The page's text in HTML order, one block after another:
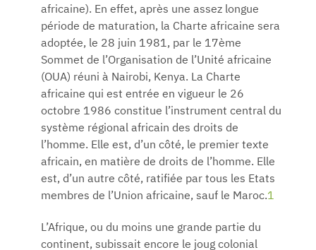
africaine). En effet, après une assez longue
période de maturation, la Charte africaine sera
adoptée, le 28 juin 1981, par le 17ème
Sommet de l’Organisation de l’Unité africaine
(OUA) réuni à Nairobi, Kenya. La Charte
africaine qui est entrée en vigueur le 26
octobre 1986 constitue l’instrument central du
système régional africain des droits de
l’homme. Elle est, d’un côté, le premier texte
africain, en matière de droits de l’homme. Elle
est, d’un autre côté, ratifiée par tous les Etats
membres de l’Union africaine, sauf le Maroc.1
L’Afrique, ou du moins une grande partie du
continent, subissait encore le joug colonial